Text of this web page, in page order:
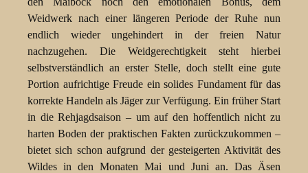
Weidwerk nach einer längeren Periode der Ruhe nun
endlich wieder ungehindert in der freien Natur
nachzugehen. Die Weidgerechtigkeit steht hierbei
selbstverständlich an erster Stelle, doch stellt eine gute
Portion aufrichtige Freude ein solides Fundament für das
korrekte Handeln als Jäger zur Verfügung. Ein früher Start
in die Rehjagdsaison – um auf den hoffentlich nicht zu
harten Boden der praktischen Fakten zurückzukommen –
bietet sich schon aufgrund der gesteigerten Aktivität des
Wildes in den Monaten Mai und Juni an. Das Äsen